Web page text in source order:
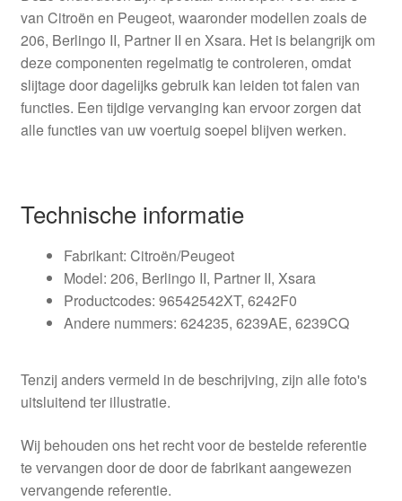
van Citroën en Peugeot, waaronder modellen zoals de
206, Berlingo II, Partner II en Xsara. Het is belangrijk om
deze componenten regelmatig te controleren, omdat
slijtage door dagelijks gebruik kan leiden tot falen van
functies. Een tijdige vervanging kan ervoor zorgen dat
alle functies van uw voertuig soepel blijven werken.
Technische informatie
Fabrikant: Citroën/Peugeot
Model: 206, Berlingo II, Partner II, Xsara
Productcodes: 96542542XT, 6242F0
Andere nummers: 624235, 6239AE, 6239CQ
Tenzij anders vermeld in de beschrijving, zijn alle foto's
uitsluitend ter illustratie.
Wij behouden ons het recht voor de bestelde referentie
te vervangen door de door de fabrikant aangewezen
vervangende referentie.